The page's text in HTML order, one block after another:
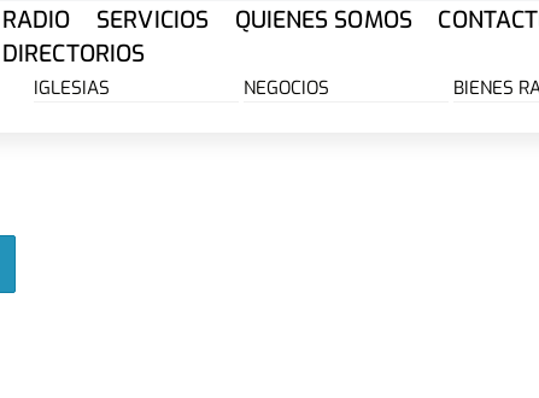
RADIO SERVICIOS QUIENES SOMOS
DIRECTORIOS
IGLESIAS NEGOCIOS BIENES